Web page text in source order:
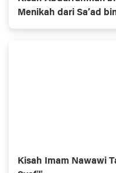
Menikah dari Sa’ad
Kisah Imam Nawawi